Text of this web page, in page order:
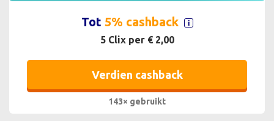
Tot 5% cashback
5 Clix per € 2,00
Verdien cashback
143× gebruikt